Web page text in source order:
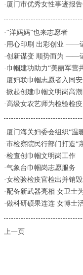
·厦门市优秀女性事迹报
·“洋妈妈”也来志愿者
·用心印刷 出彩创业 ——
·创新谋变 顺势而为 ——
·巾帼建功助力“美丽军
·厦妇联巾帼志愿者入同
·掀起创建巾帼文明岗高潮
·高级女农艺师为检验检
·厦门海关妇委会组织“温
·市检察院民行部门打造“
·检查创巾帼文明岗工作
·气象台巾帼岗志愿服务
·女检验检疫官检出并销
·配备新武器亮相 女卫士
·做科研硕果连连 女博士
上一页